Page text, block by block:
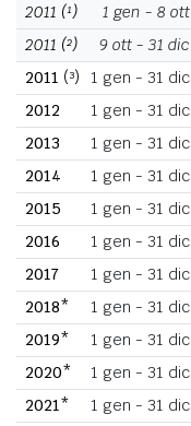
2011 (¹) 1 gen - 8 ott
2011 (²) 9 ott - 31 dic
2011 (³) 1 gen - 31 dic
2012
1 gen - 31 dic
2013
1 gen - 31 dic
2014
1 gen - 31 dic
2015
1 gen - 31 dic
2016
1 gen - 31 dic
2017
1 gen - 31 dic
2018*
1 gen - 31 dic
2019*
1 gen - 31 dic
2020*
1 gen - 31 dic
2021*
1 gen - 31 dic